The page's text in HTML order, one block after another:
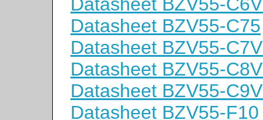
Datasheet BZV55-C75
Datasheet BZV55-
Datasheet BZV55-
Datasheet BZV55-
Datasheet BZV55-F10